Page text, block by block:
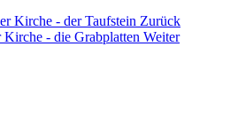
Kirche - der Taufstein Zurück
- die Grabplatten Weiter